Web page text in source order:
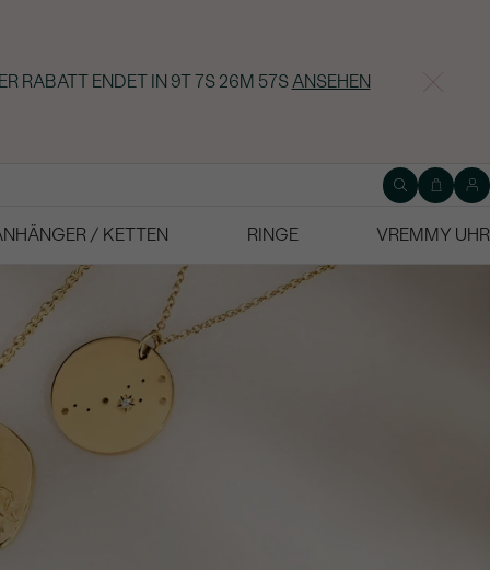
RABATT ENDET IN 9T 7S 26M 56SANSEHEN
/ KETTEN RINGE VREMMY UHR